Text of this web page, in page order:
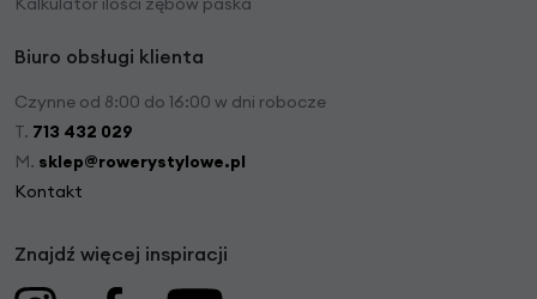
Biuro obsługi klienta
Czynne od 8:00 do 16:00 w dni robocze
T. 713 432 029
M. sklep@rowerystylowe.pl
Kontakt
Znajdź więcej inspiracji